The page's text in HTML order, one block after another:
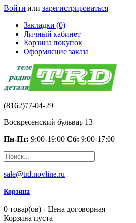
Войти или зарегистрироваться
Закладки (0)
Личный кабинет
Корзина покупок
Оформление заказа
(8162)77-04-29
Воскресенский бульвар 13
Пн-Пт: 9:00-19:00 Сб: 9:00-17:00
sale@trd.novline.ru
Корзина
0 товар(ов) - Цена договорная
Корзина пуста!